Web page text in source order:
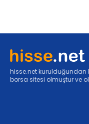
hisse.net kurulduğundan
borsa sitesi olmuştur ve